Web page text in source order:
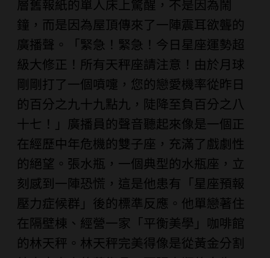
層舊報紙的單人床上驚醒，不是因為鬧
鐘，而是因為屋頂傳來了一陣震耳欲聾的
廣播聲。「緊急！緊急！今日星座運勢超
級大修正！所有天秤座請注意！由於月球
剛剛打了一個噴嚏，您的戀愛機率從昨日
的百分之九十九點九，陡降至負百分之八
十七！」廣播員的聲音聽起來像是一個正
在經歷中年危機的雙子座，充滿了戲劇性
的絕望。張水瓶，一個典型的水瓶座，立
刻感到一陣恐慌，這是他患有「星座預報
壓力症候群」後的標準反應。他單戀著住
在隔壁棟、經營一家「平衡美學」咖啡館
的林天秤。林天秤完美得像是從黃金分割